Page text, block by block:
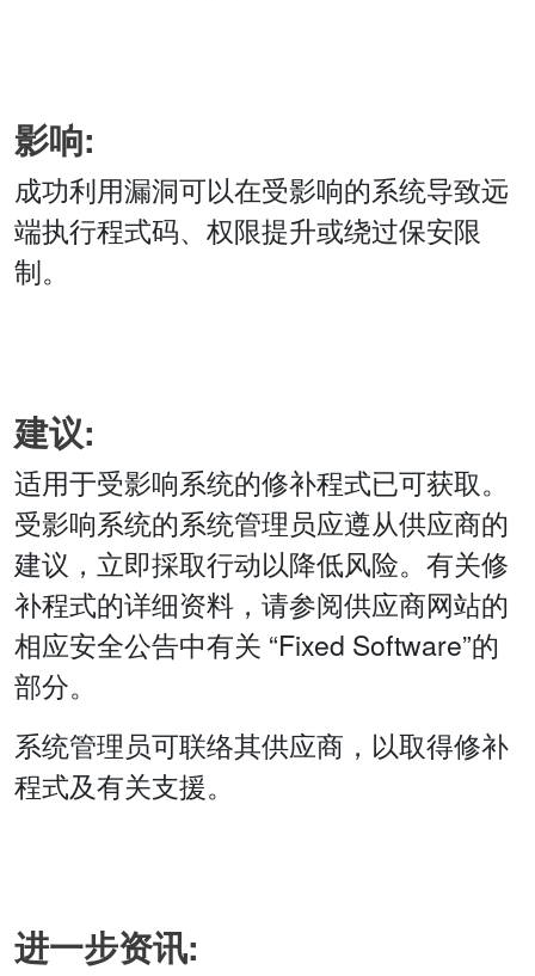
影响:
成功利用漏洞可以在受影响的系统导致远
端执行程式码、权限提升或绕过保安限
制。
建议:
适用于受影响系统的修补程式已可获取。
受影响系统的系统管理员应遵从供应商的
建议，立即採取行动以降低风险。有关修
补程式的详细资料，请参阅供应商网站的
相应安全公告中有关 “Fixed Software”的
部分。
系统管理员可联络其供应商，以取得修补
程式及有关支援。
进一步资讯: